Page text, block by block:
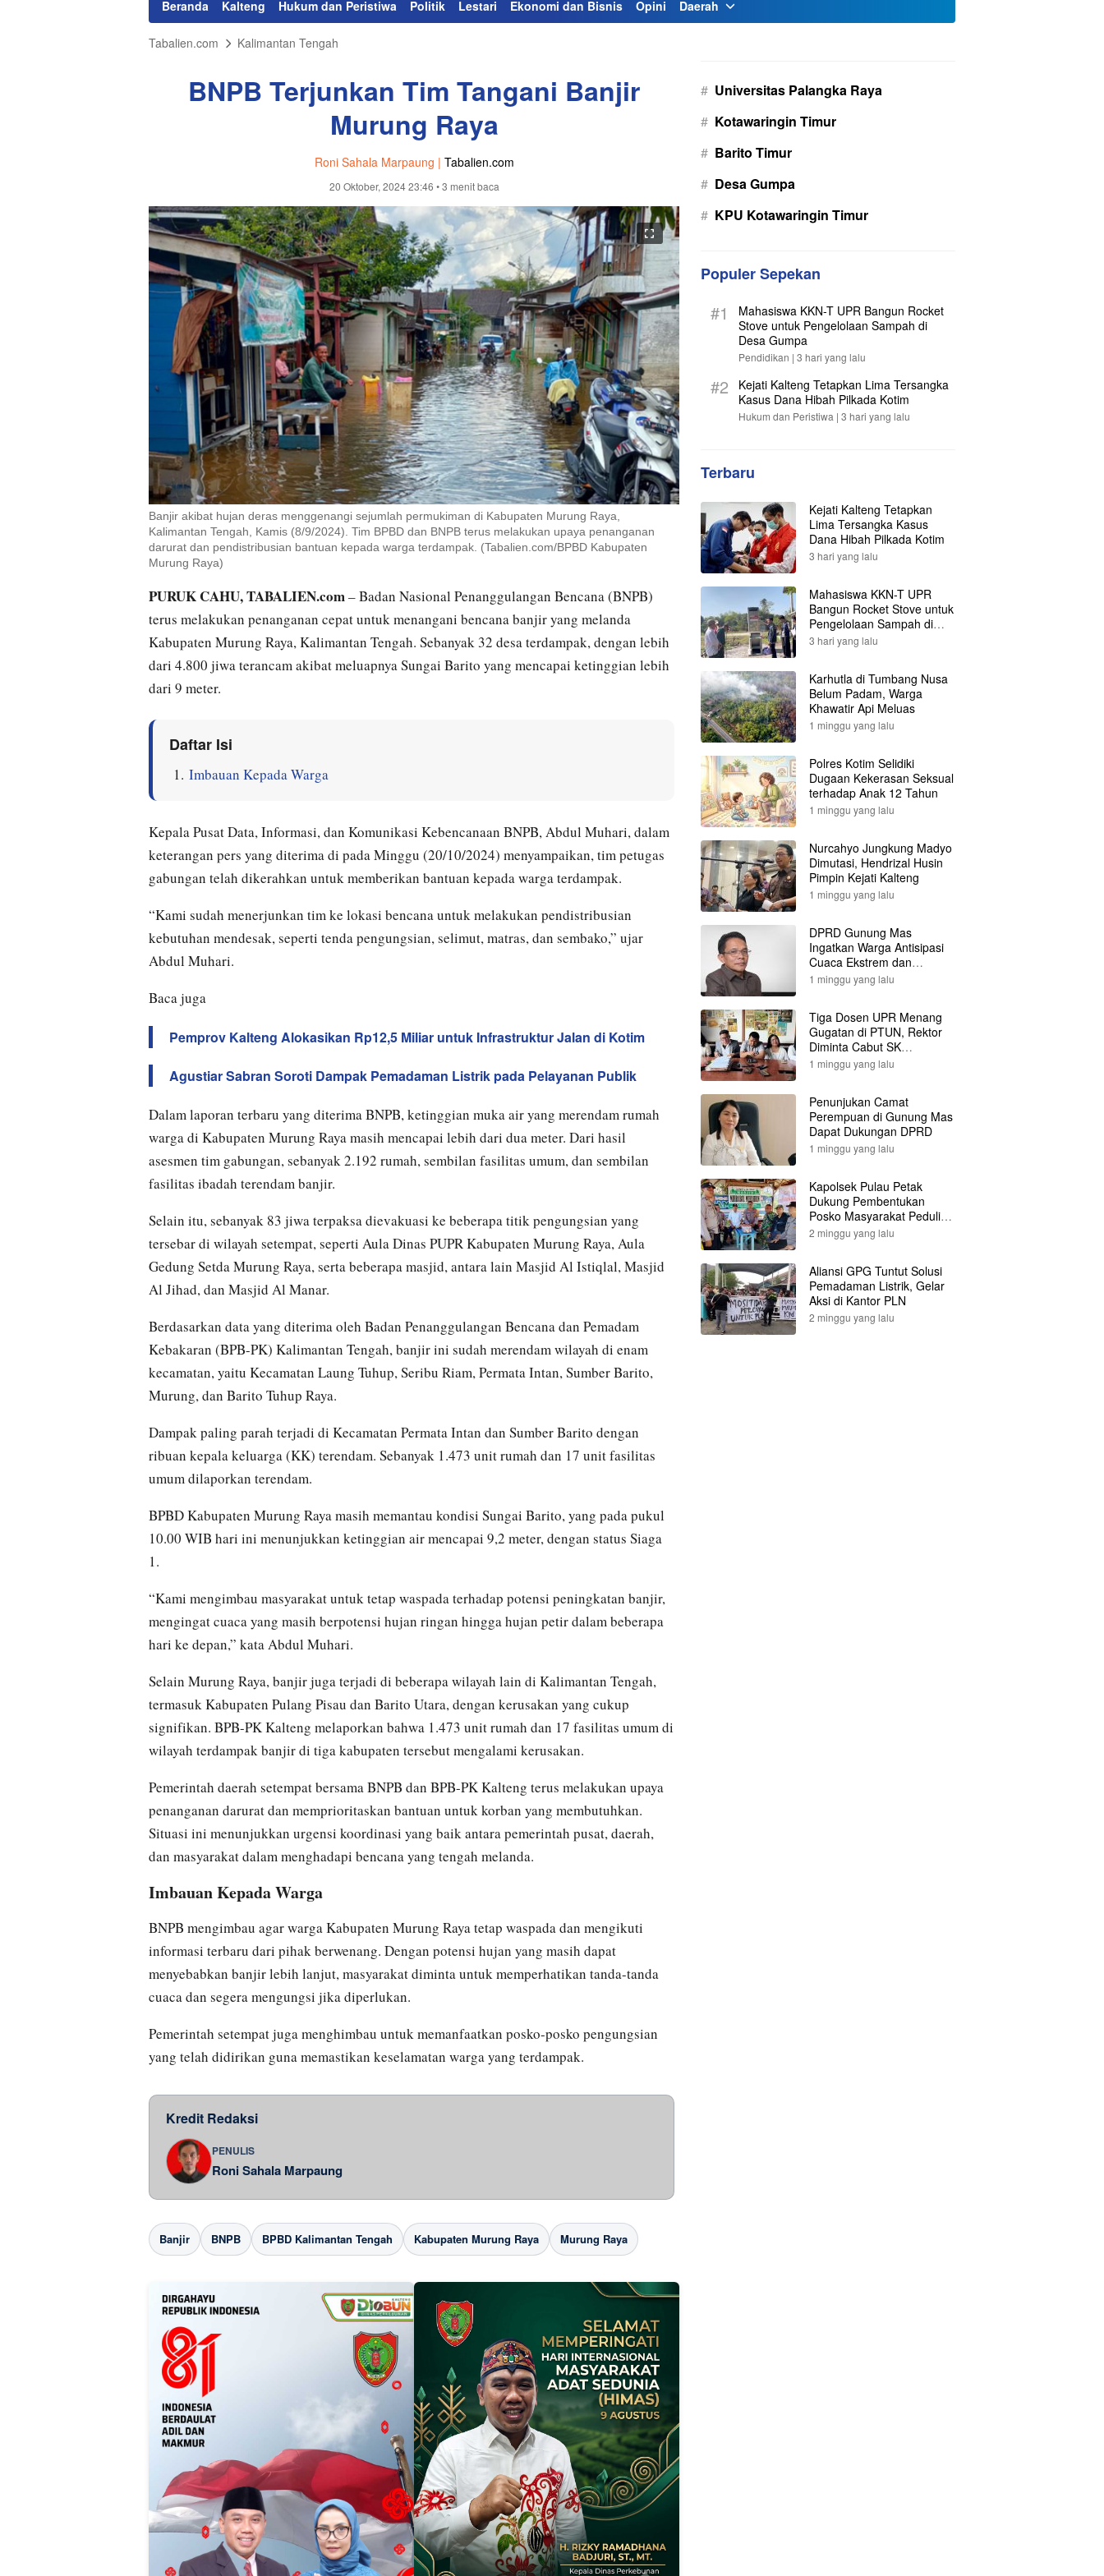
Beranda Kalteng Hukum dan Peristiwa Politik Lestari Ekonomi dan Bisnis Opini Daerah
Tabalien.com Kalimantan Tengah
BNPB Terjunkan Tim Tangani Banjir
Murung Raya
Roni Sahala Marpaung | Tabalien.com
20 Oktober, 2024 23:46 • 3 menit baca
Banjir akibat hujan deras menggenangi sejumlah permukiman di Kabupaten Murung Raya,
Kalimantan Tengah, Kamis (8/9/2024). Tim BPBD dan BNPB terus melakukan upaya penanganan
darurat dan pendistribusian bantuan kepada warga terdampak. (Tabalien.com/BPBD Kabupaten
Murung Raya)
PURUK CAHU, TABALIEN.com– Badan Nasional Penanggulangan Bencana (BNPB)
terus melakukan penanganan cepat untuk menangani bencana banjir yang melanda
Kabupaten Murung Raya, Kalimantan Tengah. Sebanyak 32 desa terdampak, dengan lebih
dari 4.800 jiwa terancam akibat meluapnya Sungai Barito yang mencapai ketinggian lebih
dari 9 meter.
Daftar Isi
Imbauan Kepada Warga
Kepala Pusat Data, Informasi, dan Komunikasi Kebencanaan BNPB, Abdul Muhari, dalam
keterangan pers yang diterima di pada Minggu (20/10/2024) menyampaikan, tim petugas
gabungan telah dikerahkan untuk memberikan bantuan kepada warga terdampak.
“Kami sudah menerjunkan tim ke lokasi bencana untuk melakukan pendistribusian
kebutuhan mendesak, seperti tenda pengungsian, selimut, matras, dan sembako,” ujar
Abdul Muhari.
Baca juga
Pemprov Kalteng Alokasikan Rp12,5 Miliar untuk Infrastruktur Jalan di Kotim
Agustiar Sabran Soroti Dampak Pemadaman Listrik pada Pelayanan Publik
Dalam laporan terbaru yang diterima BNPB, ketinggian muka air yang merendam rumah
warga di Kabupaten Murung Raya masih mencapai lebih dari dua meter. Dari hasil
asesmen tim gabungan, sebanyak 2.192 rumah, sembilan fasilitas umum, dan sembilan
fasilitas ibadah terendam banjir.
Selain itu, sebanyak 83 jiwa terpaksa dievakuasi ke beberapa titik pengungsian yang
tersebar di wilayah setempat, seperti Aula Dinas PUPR Kabupaten Murung Raya, Aula
Gedung Setda Murung Raya, serta beberapa masjid, antara lain Masjid Al Istiqlal, Masjid
Al Jihad, dan Masjid Al Manar.
Berdasarkan data yang diterima oleh Badan Penanggulangan Bencana dan Pemadam
Kebakaran (BPB-PK) Kalimantan Tengah, banjir ini sudah merendam wilayah di enam
kecamatan, yaitu Kecamatan Laung Tuhup, Seribu Riam, Permata Intan, Sumber Barito,
Murung, dan Barito Tuhup Raya.
Dampak paling parah terjadi di Kecamatan Permata Intan dan Sumber Barito dengan
ribuan kepala keluarga (KK) terendam. Sebanyak 1.473 unit rumah dan 17 unit fasilitas
umum dilaporkan terendam.
BPBD Kabupaten Murung Raya masih memantau kondisi Sungai Barito, yang pada pukul
10.00 WIB hari ini menunjukkan ketinggian air mencapai 9,2 meter, dengan status Siaga
1.
“Kami mengimbau masyarakat untuk tetap waspada terhadap potensi peningkatan banjir,
mengingat cuaca yang masih berpotensi hujan ringan hingga hujan petir dalam beberapa
hari ke depan,” kata Abdul Muhari.
Selain Murung Raya, banjir juga terjadi di beberapa wilayah lain di Kalimantan Tengah,
termasuk Kabupaten Pulang Pisau dan Barito Utara, dengan kerusakan yang cukup
signifikan. BPB-PK Kalteng melaporkan bahwa 1.473 unit rumah dan 17 fasilitas umum di
wilayah terdampak banjir di tiga kabupaten tersebut mengalami kerusakan.
Pemerintah daerah setempat bersama BNPB dan BPB-PK Kalteng terus melakukan upaya
penanganan darurat dan memprioritaskan bantuan untuk korban yang membutuhkan.
Situasi ini menunjukkan urgensi koordinasi yang baik antara pemerintah pusat, daerah,
dan masyarakat dalam menghadapi bencana yang tengah melanda.
Imbauan Kepada Warga
BNPB mengimbau agar warga Kabupaten Murung Raya tetap waspada dan mengikuti
informasi terbaru dari pihak berwenang. Dengan potensi hujan yang masih dapat
menyebabkan banjir lebih lanjut, masyarakat diminta untuk memperhatikan tanda-tanda
cuaca dan segera mengungsi jika diperlukan.
Pemerintah setempat juga menghimbau untuk memanfaatkan posko-posko pengungsian
yang telah didirikan guna memastikan keselamatan warga yang terdampak.
Kredit Redaksi
PENULIS
Roni Sahala Marpaung
Banjir BNPB BPBD Kalimantan Tengah Kabupaten Murung Raya Murung Raya
# Universitas Palangka Raya
# Kotawaringin Timur
# Barito Timur
# Desa Gumpa
# KPU Kotawaringin Timur
Populer Sepekan
#1
Mahasiswa KKN-T UPR Bangun Rocket
Stove untuk Pengelolaan Sampah di
Desa Gumpa
Pendidikan | 3 hari yang lalu
#2
Kejati Kalteng Tetapkan Lima Tersangka
Kasus Dana Hibah Pilkada Kotim
Hukum dan Peristiwa | 3 hari yang lalu
Terbaru
Kejati Kalteng Tetapkan
Lima Tersangka Kasus
Dana Hibah Pilkada Kotim
3 hari yang lalu
Mahasiswa KKN-T UPR
Bangun Rocket Stove untuk
Pengelolaan Sampah di
Desa Gumpa
3 hari yang lalu
Karhutla di Tumbang Nusa
Belum Padam, Warga
Khawatir Api Meluas
1 minggu yang lalu
Polres Kotim Selidiki
Dugaan Kekerasan Seksual
terhadap Anak 12 Tahun
1 minggu yang lalu
Nurcahyo Jungkung Madyo
Dimutasi, Hendrizal Husin
Pimpin Kejati Kalteng
1 minggu yang lalu
DPRD Gunung Mas
Ingatkan Warga Antisipasi
Cuaca Ekstrem dan
Karhutla
1 minggu yang lalu
Tiga Dosen UPR Menang
Gugatan di PTUN, Rektor
Diminta Cabut SK
Pemberhentian
1 minggu yang lalu
Penunjukan Camat
Perempuan di Gunung Mas
Dapat Dukungan DPRD
1 minggu yang lalu
Kapolsek Pulau Petak
Dukung Pembentukan
Posko Masyarakat Peduli
Api
2 minggu yang lalu
Aliansi GPG Tuntut Solusi
Pemadaman Listrik, Gelar
Aksi di Kantor PLN
2 minggu yang lalu